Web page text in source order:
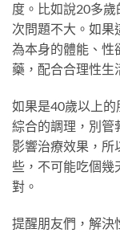
度。比如說20多
次問題不大。如果
為本身的體能、性
藥，配合合理性生
如果是40歲以上
綜合的調理，別管
影響治療效果，所
些，不可能吃個幾
對。
提醒朋友們，解決